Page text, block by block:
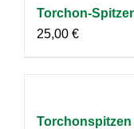
Torchon-
25,00 €
Torchonspitzen